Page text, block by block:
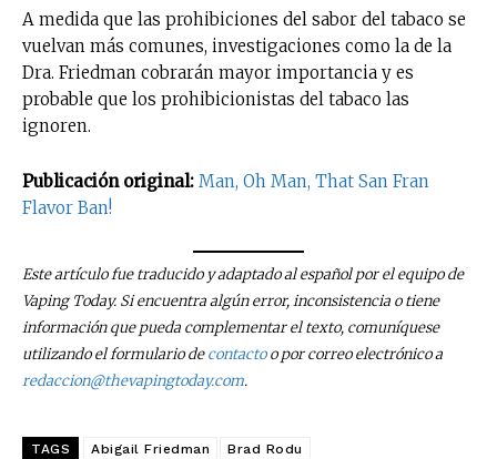
A medida que las prohibiciones del sabor del tabaco se
vuelvan más comunes, investigaciones como la de la
Dra. Friedman cobrarán mayor importancia y es
probable que los prohibicionistas del tabaco las
ignoren.
Publicación original: Man, Oh Man, That San Fran
Flavor Ban!
Este artículo fue traducido y adaptado al español por el equipo de
Vaping Today. Si encuentra algún error, inconsistencia o tiene
información que pueda complementar el texto, comuníquese
utilizando el formulario decontactoo por correo electrónico a
redaccion@thevapingtoday.com.
TAGS Abigail Friedman
Brad Rodu